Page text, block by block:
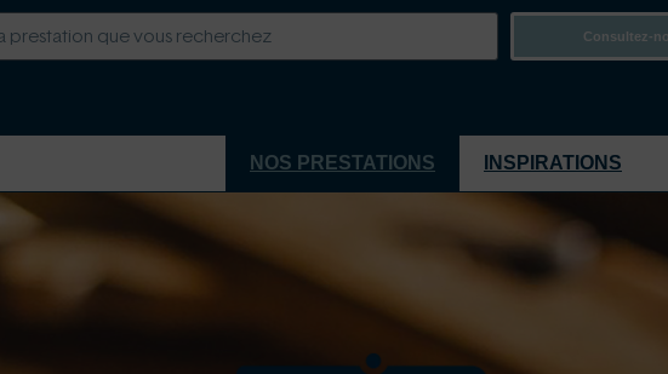
Consultez-
NOS PRESTATIONS INSPIRATIONS